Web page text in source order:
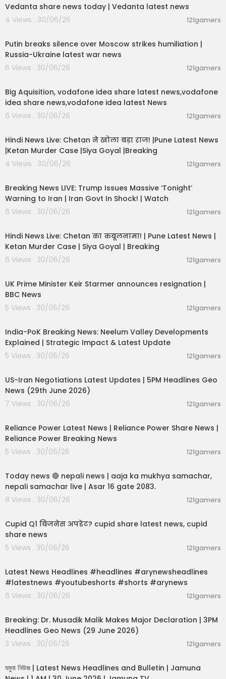
Times Now: https://www.youtube.com/TimesNo
w
Zoom:
--------------------------------------------
--------------------------------------------
---------------------
mesnowhindi.com
Download our App for Breaking News:
yurl.com/bde8rv84
m/Timesnownavbharat
Follow us on Twitter:https://twitter.com/TNNavb
harat
Follow us on Instagram:
https://www.instagram.
Vedanta share news today | Vedanta latest news
4 Views . 30/06/26
121gamers
Putin breaks silence over Moscow strikes humiliation |
Russia-Ukraine latest war news
6 Views . 30/06/26
121gamers
Big Aquisition, vodafone idea share latest news,vodafone
idea share news,vodafone idea latest News
6 Views . 30/06/26
121gamers
Hindi News Live: Chetan ने खोला बड़ा राज! |Pune Latest News
|Ketan Murder Case |Siya Goyal |Breaking
4 Views . 30/06/26
121gamers
Breaking News LIVE: Trump Issues Massive ‘Tonight’
Warning to Iran | Iran Govt In Shock! | Watch
6 Views . 30/06/26
121gamers
Hindi News Live: Chetan का कबूलनामा! | Pune Latest News |
Ketan Murder Case | Siya Goyal | Breaking
6 Views . 30/06/26
121gamers
UK Prime Minister Keir Starmer announces resignation |
BBC News
5 Views . 30/06/26
121gamers
India-PoK Breaking News: Neelum Valley Developments
Explained | Strategic Impact & Latest Update
5 Views . 30/06/26
121gamers
US-Iran Negotiations Latest Updates | 5PM Headlines Geo
News (29th June 2026)
7 Views . 30/06/26
121gamers
Reliance Power Latest News | Reliance Power Share News |
Reliance Power Breaking News
5 Views . 30/06/26
121gamers
Today news 🔴 nepali news | aaja ka mukhya samachar,
nepali samachar live | Asar 16 gate 2083.
8 Views . 30/06/26
121gamers
Cupid Q1 बिजनेस अपडेट? cupid share latest news, cupid
share news
5 Views . 30/06/26
121gamers
Latest News Headlines #headlines #arynewsheadlines
#latestnews #youtubeshorts #shorts #arynews
6 Views . 30/06/26
121gamers
Breaking: Dr. Musadik Malik Makes Major Declaration | 3PM
Headlines Geo News (29 June 2026)
3 Views . 30/06/26
121gamers
যমুনা নিউজ | Latest News Headlines and Bulletin | Jamuna